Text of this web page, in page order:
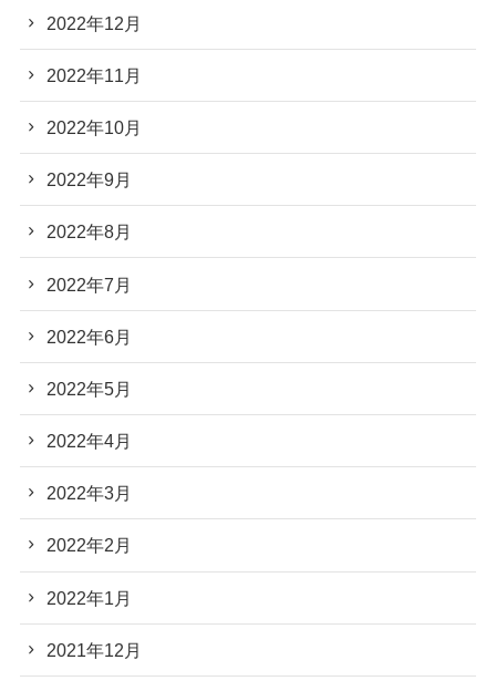
2022年12月
2022年11月
2022年10月
2022年9月
2022年8月
2022年7月
2022年6月
2022年5月
2022年4月
2022年3月
2022年2月
2022年1月
2021年12月